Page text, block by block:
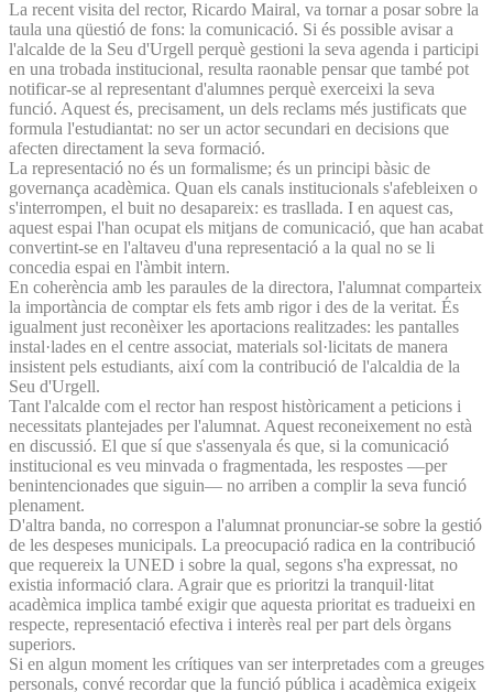
La recent visita del rector, Ricardo Mairal, va tornar a posar sobre la
taula una qüestió de fons: la comunicació. Si és possible avisar a
l'alcalde de la Seu d'Urgell perquè gestioni la seva agenda i participi
en una trobada institucional, resulta raonable pensar que també pot
notificar-se al representant d'alumnes perquè exerceixi la seva
funció. Aquest és, precisament, un dels reclams més justificats que
formula l'estudiantat: no ser un actor secundari en decisions que
afecten directament la seva formació.
La representació no és un formalisme; és un principi bàsic de
governança acadèmica. Quan els canals institucionals s'afebleixen o
s'interrompen, el buit no desapareix: es trasllada. I en aquest cas,
aquest espai l'han ocupat els mitjans de comunicació, que han acabat
convertint-se en l'altaveu d'una representació a la qual no se li
concedia espai en l'àmbit intern.
En coherència amb les paraules de la directora, l'alumnat comparteix
la importància de comptar els fets amb rigor i des de la veritat. És
igualment just reconèixer les aportacions realitzades: les pantalles
instal·lades en el centre associat, materials sol·licitats de manera
insistent pels estudiants, així com la contribució de l'alcaldia de la
Seu d'Urgell.
Tant l'alcalde com el rector han respost històricament a peticions i
necessitats plantejades per l'alumnat. Aquest reconeixement no està
en discussió. El que sí que s'assenyala és que, si la comunicació
institucional es veu minvada o fragmentada, les respostes —per
benintencionades que siguin— no arriben a complir la seva funció
plenament.
D'altra banda, no correspon a l'alumnat pronunciar-se sobre la gestió
de les despeses municipals. La preocupació radica en la contribució
que requereix la UNED i sobre la qual, segons s'ha expressat, no
existia informació clara. Agrair que es prioritzi la tranquil·litat
acadèmica implica també exigir que aquesta prioritat es tradueixi en
respecte, representació efectiva i interès real per part dels òrgans
superiors.
Si en algun moment les crítiques van ser interpretades com a greuges
personals, convé recordar que la funció pública i acadèmica exigeix